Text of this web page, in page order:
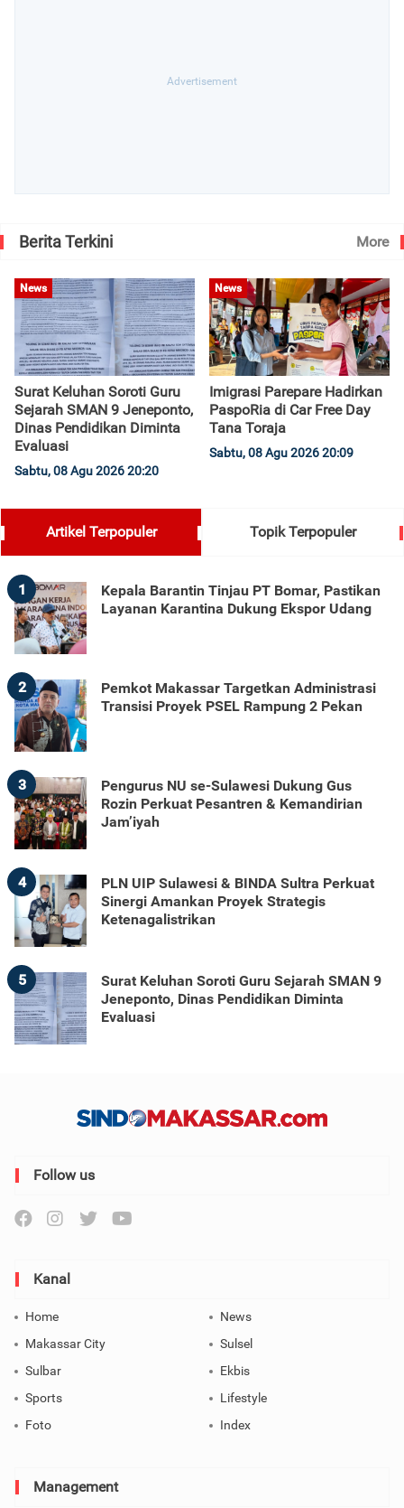
Berita Terkini More
News
Surat Keluhan Soroti Guru
Sejarah SMAN 9 Jeneponto,
Dinas Pendidikan Diminta
Evaluasi
Sabtu, 08 Agu 2026 20:20
News
Imigrasi Parepare Hadirkan
PaspoRia di Car Free Day
Tana Toraja
Sabtu, 08 Agu 2026 20:09
Artikel Terpopuler Topik Terpopuler
1
Kepala Barantin Tinjau PT Bomar, Pastikan
Layanan Karantina Dukung Ekspor Udang
2
Pemkot Makassar Targetkan Administrasi
Transisi Proyek PSEL Rampung 2 Pekan
3
Pengurus NU se-Sulawesi Dukung Gus
Rozin Perkuat Pesantren & Kemandirian
Jam’iyah
4
PLN UIP Sulawesi & BINDA Sultra Perkuat
Sinergi Amankan Proyek Strategis
Ketenagalistrikan
5
Surat Keluhan Soroti Guru Sejarah SMAN 9
Jeneponto, Dinas Pendidikan Diminta
Evaluasi
Follow us
Kanal
Home
News
Makassar City
Sulsel
Sulbar
Ekbis
Sports
Lifestyle
Foto
Index
Management